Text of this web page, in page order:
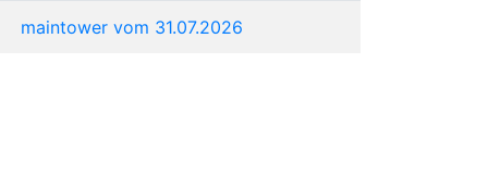
maintower vom 31.07.2026